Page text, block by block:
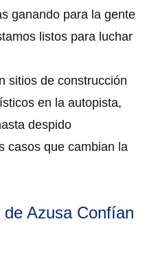
ganando para la gente
listos para luchar
sitios de construcción
en la autopista,
despido
casos que cambian la
Azusa Confían